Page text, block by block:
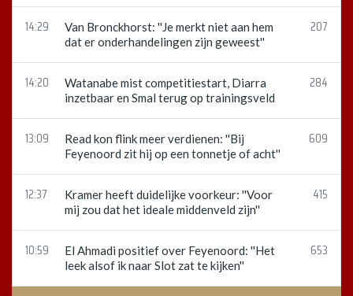
14:29
Van Bronckhorst: ''Je merkt niet aan hem
dat er onderhandelingen zijn geweest''
207
14:20
Watanabe mist competitiestart, Diarra
inzetbaar en Smal terug op trainingsveld
284
13:09
Read kon flink meer verdienen: ''Bij
Feyenoord zit hij op een tonnetje of acht''
609
12:37
Kramer heeft duidelijke voorkeur: ''Voor
mij zou dat het ideale middenveld zijn''
415
10:59
El Ahmadi positief over Feyenoord: ''Het
leek alsof ik naar Slot zat te kijken''
653